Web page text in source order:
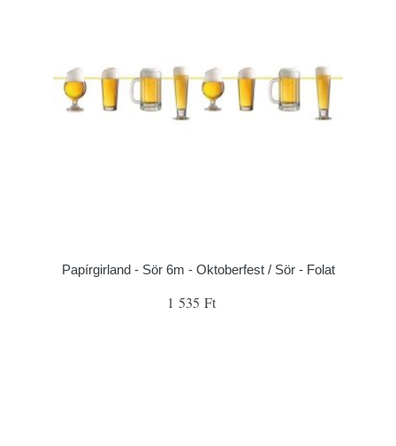
Papírgirland - Sör 6m - Oktoberfest / Sör - Folat
1 535 Ft